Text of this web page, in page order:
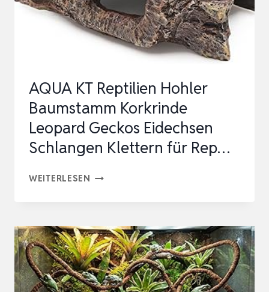
AQUA KT Reptilien Hohler
Baumstamm Korkrinde
Leopard Geckos Eidechsen
Schlangen Klettern für Rep…
WEITERLESEN AQUA
HOHLER
BAUMSTAMM
KORKRINDE
LEOPARD